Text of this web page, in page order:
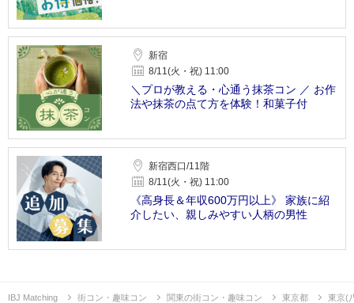
新宿
8/11(火・祝) 11:00
＼プロが教える・心通う抹茶コン ／ お作
法や抹茶の点て方を体験！和菓子付
新宿西口/11階
8/11(火・祝) 11:00
《高身長＆年収600万円以上》 家族に紹
介したい、親しみやすい人柄の男性
IBJ Matching 街コン・趣味コン 関東の街コン・趣味コン 東京都 東京(